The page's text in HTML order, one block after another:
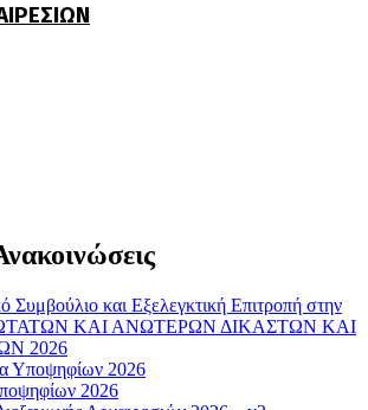
Συμβούλιο και Εξελεγκτική Επιτροπή στην
ΚΑΙ ΑΝΩΤΕΡΩΝ ΔΙΚΑΣΤΩΝ ΚΑΙ
2026
Υποψηφίων 2026
2026